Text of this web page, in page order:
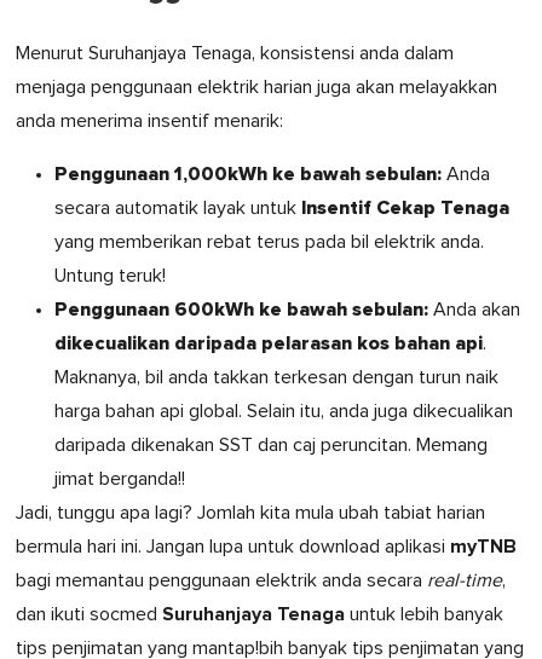
Menurut Suruhanjaya Tenaga, konsistensi anda dalam
menjaga penggunaan elektrik harian juga akan melayakkan
anda menerima insentif menarik:
Penggunaan 1,000kWh ke bawah sebulan: Anda
secara automatik layak untuk Insentif Cekap Tenaga
yang memberikan rebat terus pada bil elektrik anda.
Untung teruk!
Penggunaan 600kWh ke bawah sebulan: Anda akan
dikecualikan daripada pelarasan kos bahan api.
Maknanya, bil anda takkan terkesan dengan turun naik
harga bahan api global. Selain itu, anda juga dikecualikan
daripada dikenakan SST dan caj peruncitan. Memang
jimat berganda!!
Jadi, tunggu apa lagi? Jomlah kita mula ubah tabiat harian
bermula hari ini. Jangan lupa untuk download aplikasi myTNB
bagi memantau penggunaan elektrik anda secara real-time,
dan ikuti socmed Suruhanjaya Tenaga untuk lebih banyak
tips penjimatan yang mantap!bih banyak tips penjimatan yang